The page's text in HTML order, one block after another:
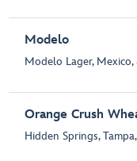
Modelo
Modelo Lager,
Orange Crush
Hidden Springs,